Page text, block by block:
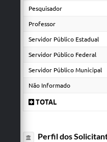
Pesquisador
Professor
Servidor Público Estadual
Servidor Público Federal
Servidor Público Municipal
Não Informado
TOTAL
Perfil dos